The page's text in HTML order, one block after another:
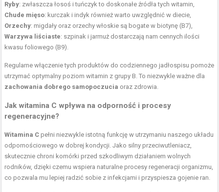
Ryby: zwłaszcza łosoś i tuńczyk to doskonałe źródła tych witamin,
Chude mięso: kurczak i indyk również warto uwzględnić w diecie,
Orzechy: migdały oraz orzechy włoskie są bogate w biotynę (B7),
Warzywa liściaste: szpinak i jarmuż dostarczają nam cennych ilości
kwasu foliowego (B9).
Regularne włączenie tych produktów do codziennego jadłospisu pomoże
utrzymać optymalny poziom witamin z grupy B. To niezwykle ważne dla
zachowania dobrego samopoczucia oraz zdrowia.
Jak witamina C wpływa na odporność i procesy
regeneracyjne?
Witamina C pełni niezwykle istotną funkcję w utrzymaniu naszego układu
odpornościowego w dobrej kondycji. Jako silny przeciwutleniacz,
skutecznie chroni komórki przed szkodliwym działaniem wolnych
rodników, dzięki czemu wspiera naturalne procesy regeneracji organizmu,
co pozwala mu lepiej radzić sobie z infekcjami i przyspiesza gojenie ran.